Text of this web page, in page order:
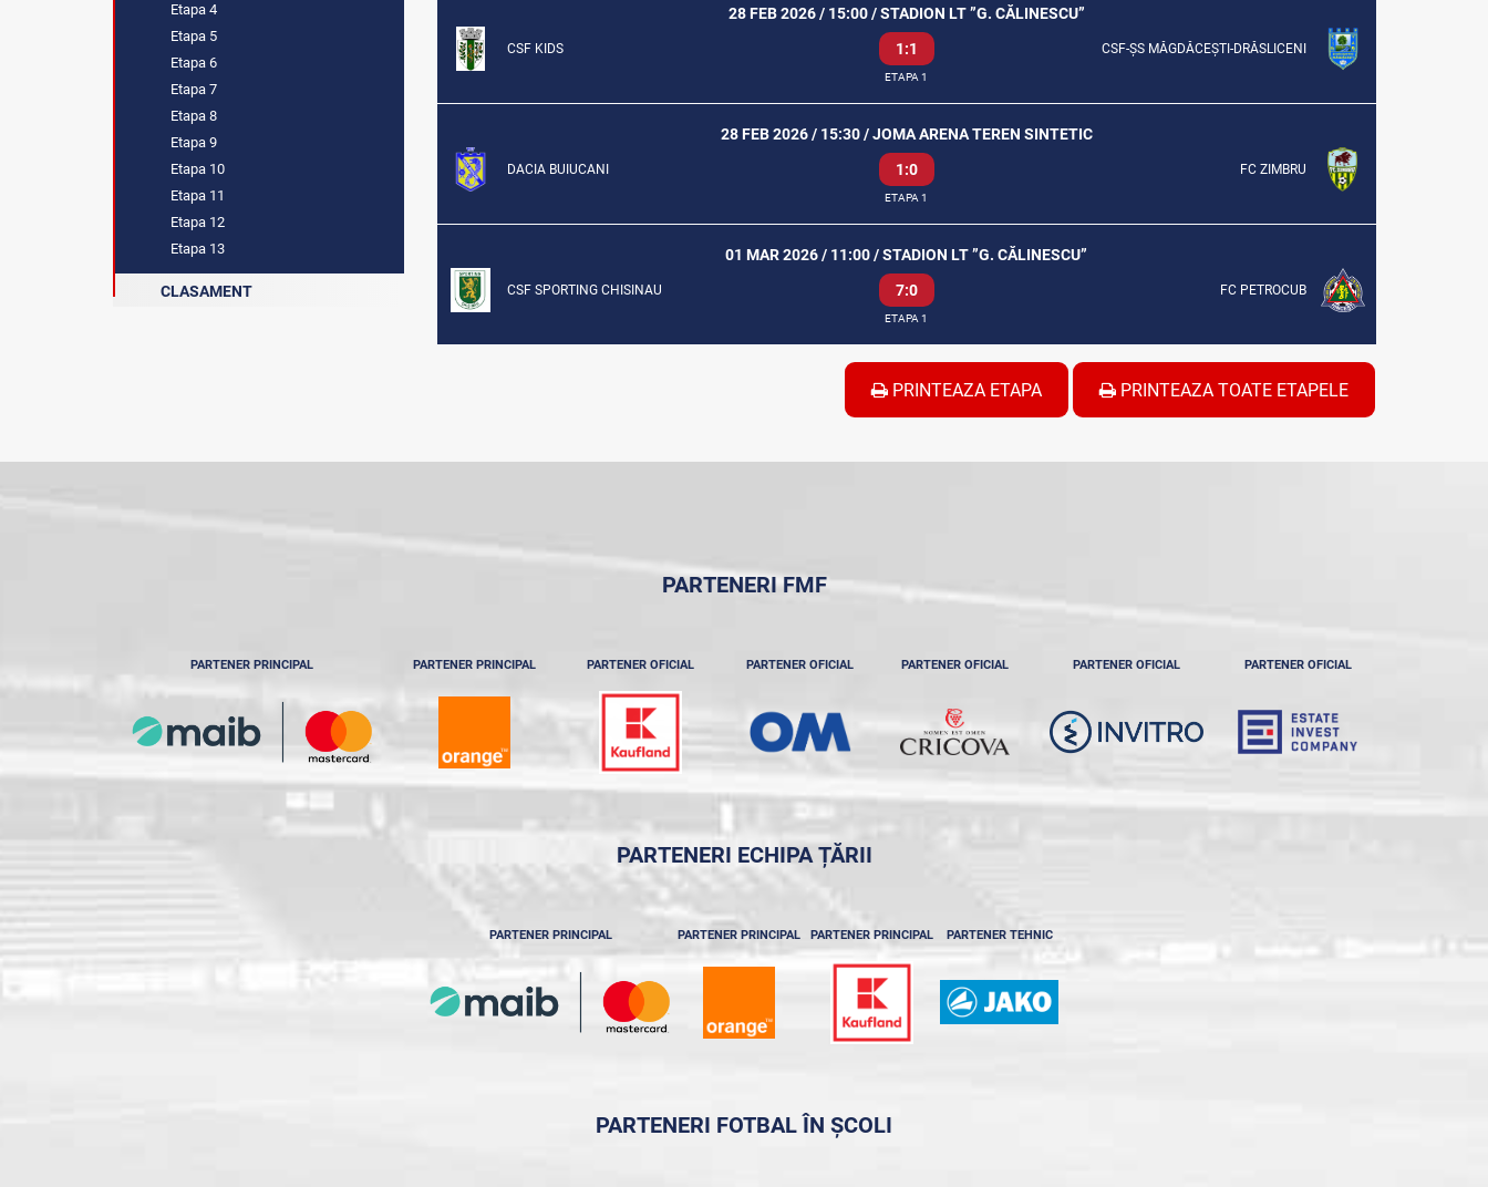
Etapa 4
Etapa 5
Etapa 6
Etapa 7
Etapa 8
Etapa 9
Etapa 10
Etapa 11
Etapa 12
Etapa 13
CLASAMENT
28 FEB 2026 / 15:00 / STADION LT ”G. CĂLINESCU”
CSF KIDS 1:1 CSF-ȘS MĂGDĂCEȘTI-DRĂSLICENI
ETAPA 1
28 FEB 2026 / 15:30 / JOMA ARENA TEREN SINTETIC
DACIA BUIUCANI 1:0 FC ZIMBRU
ETAPA 1
01 MAR 2026 / 11:00 / STADION LT ”G. CĂLINESCU”
CSF SPORTING CHISINAU 7:0 FC PETROCUB
ETAPA 1
PRINTEAZA ETAPA PRINTEAZA TOATE ETAPELE
PARTENERI FMF
PARTENER PRINCIPAL PARTENER PRINCIPAL PARTENER OFICIAL PARTENER OFICIAL PARTENER OFICIAL PARTENER OFICIAL PARTENER OFICIAL
PARTENERI ECHIPA ȚĂRII
PARTENER PRINCIPAL PARTENER PRINCIPAL PARTENER PRINCIPAL PARTENER TEHNIC
PARTENERI FOTBAL ÎN ȘCOLI